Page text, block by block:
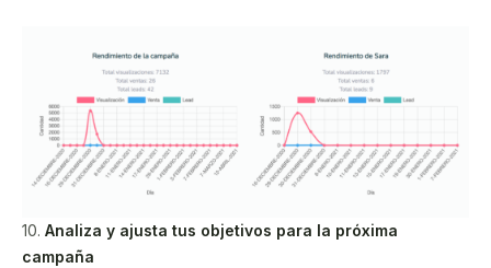
10. Analiza y ajusta tus objetivos para la próxima
campaña